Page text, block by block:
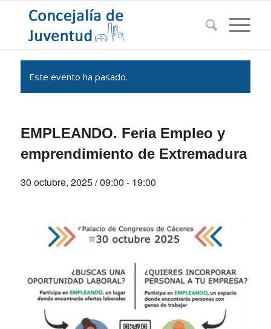
Este evento ha pasado.
EMPLEANDO. Feria Empleo y
emprendimiento de Extremadura
30 octubre, 2025 / 09:00 - 19:00